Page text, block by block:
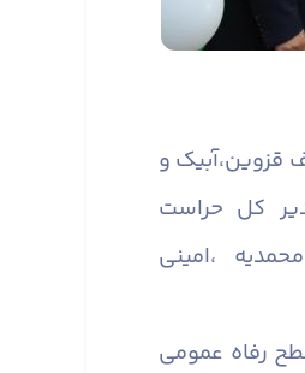
قزوین،آبیک و
کل حراست
،امینی
رفاه عمومی